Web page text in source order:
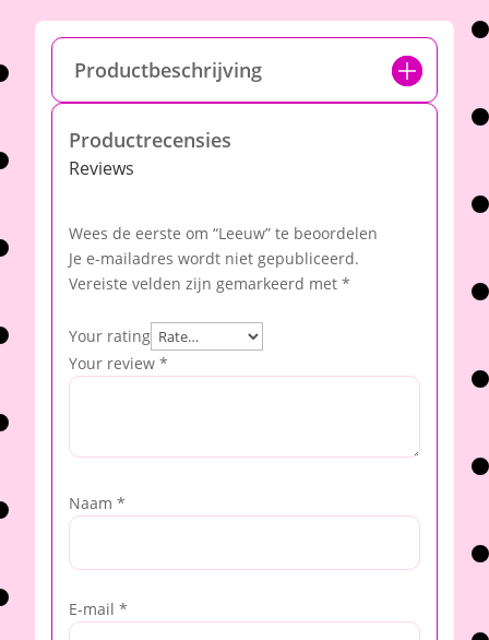
Productbeschrijving
Productrecensies
Reviews
Wees de eerste om “Leeuw” te beoordelen
Je e-mailadres wordt niet gepubliceerd.
Vereiste velden zijn gemarkeerd met *
Your rating
Your review *
Naam *
E-mail *